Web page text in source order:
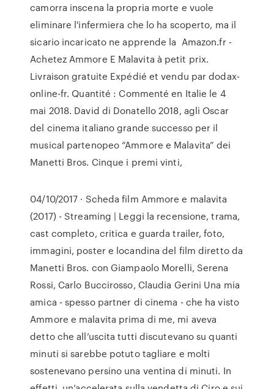
camorra inscena la propria morte e vuole
eliminare l'infermiera che lo ha scoperto, ma il
sicario incaricato ne apprende la Amazon.fr -
Achetez Ammore E Malavita à petit prix.
Livraison gratuite Expédié et vendu par dodax-
online-fr. Quantité : Commenté en Italie le 4
mai 2018. David di Donatello 2018, agli Oscar
del cinema italiano grande successo per il
musical partenopeo “Ammore e Malavita” dei
Manetti Bros. Cinque i premi vinti,
04/10/2017 · Scheda film Ammore e malavita
(2017) - Streaming | Leggi la recensione, trama,
cast completo, critica e guarda trailer, foto,
immagini, poster e locandina del film diretto da
Manetti Bros. con Giampaolo Morelli, Serena
Rossi, Carlo Buccirosso, Claudia Gerini Una mia
amica - spesso partner di cinema - che ha visto
Ammore e malavita prima di me, mi aveva
detto che all’uscita tutti discutevano su quanti
minuti si sarebbe potuto tagliare e molti
sostenevano persino una ventina di minuti. In